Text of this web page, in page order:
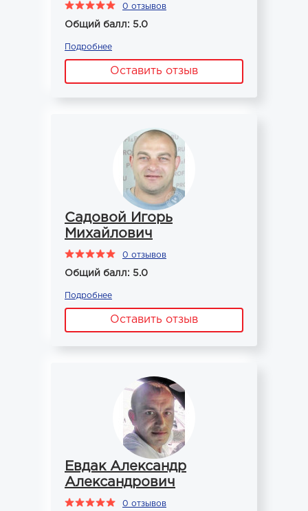
0 отзывов
Общий балл: 5.0
Подробнее
Оставить отзыв
Садовой Игорь
Михайлович
0 отзывов
Общий балл: 5.0
Подробнее
Оставить отзыв
Евдак Александр
Александрович
0 отзывов